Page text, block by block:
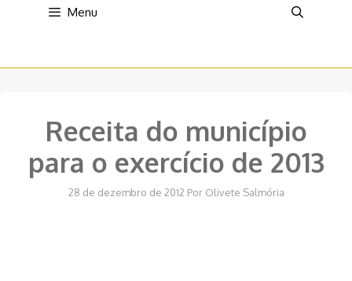
Menu
Receita do município
para o exercício de 2013
28 de dezembro de 2012 Por Olivete Salmória